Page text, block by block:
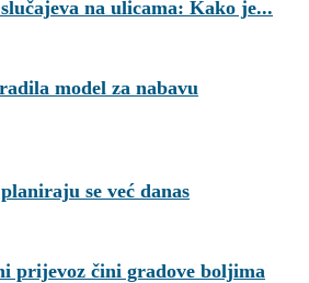
na ulicama: Kako je...
model za nabavu
se već danas
prijevoz čini gradove boljima